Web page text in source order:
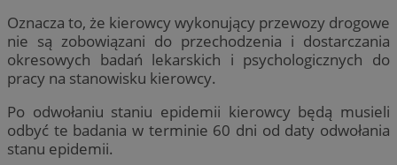
Oznacza to, że kierowcy wykonujący przewozy drogowe
nie są zobowiązani do przechodzenia i dostarczania
okresowych badań lekarskich i psychologicznych do
pracy na stanowisku kierowcy.
Po odwołaniu staniu epidemii kierowcy będą musieli
odbyć te badania w terminie 60 dni od daty odwołania
stanu epidemii.